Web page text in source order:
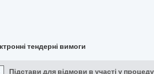
тендерні вимоги
Підстави для відмови в участі у